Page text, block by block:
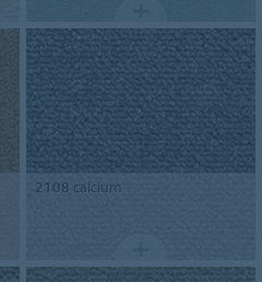
2108 calcium